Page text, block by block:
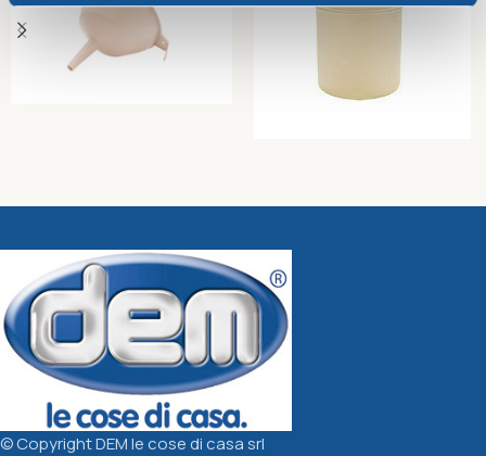
Unique
2,00€
Add To Cart
3,40
Add To Cart
© Copyright DEM le cose di casa srl